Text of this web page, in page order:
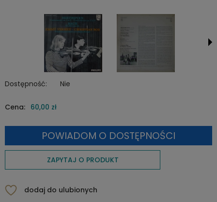
Dostępność: Nie
Cena: 60,00 zł
POWIADOM O DOSTĘPNOŚCI
ZAPYTAJ O PRODUKT
dodaj do ulubionych